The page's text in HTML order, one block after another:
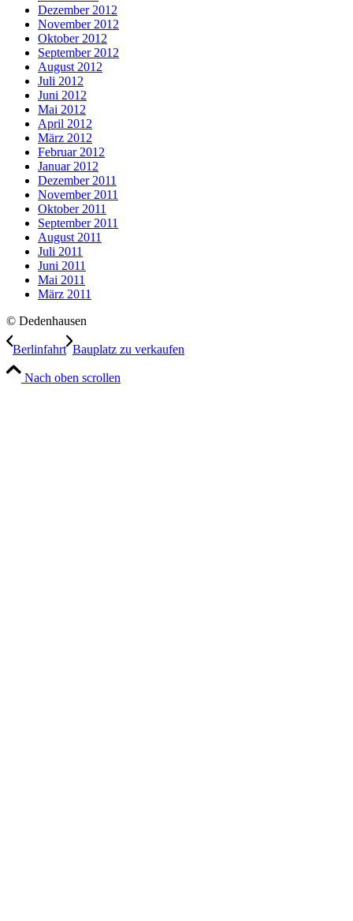
Dezember 2012
November 2012
Oktober 2012
September 2012
August 2012
Juli 2012
Juni 2012
Mai 2012
April 2012
März 2012
Februar 2012
Januar 2012
Dezember 2011
November 2011
Oktober 2011
September 2011
August 2011
Juli 2011
Juni 2011
Mai 2011
März 2011
© Dedenhausen
Berlinfahrt Bauplatz zu verkaufen
Nach oben scrollen